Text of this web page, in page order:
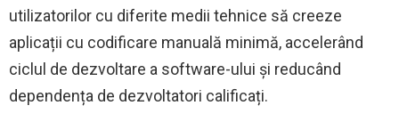
utilizatorilor cu diferite medii tehnice să creeze
aplicații cu codificare manuală minimă, accelerând
ciclul de dezvoltare a software-ului și reducând
dependența de dezvoltatori calificați.